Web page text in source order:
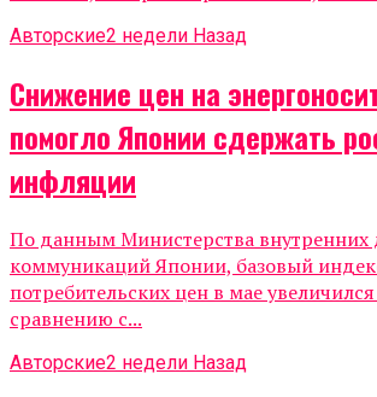
Авторские2 недели Назад
Снижение цен на
помогло Японии сдержать
инфляции
По данным Министерства внутренних
коммуникаций Японии, базовый
потребительских цен в мае
сравнению с...
Авторские2 недели Назад